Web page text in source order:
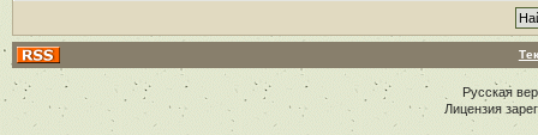
Русская
Лицензия